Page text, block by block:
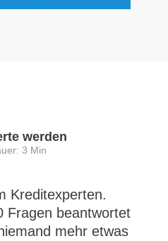
werden
3 Min
Kreditexperten.
Fragen beantwortet
mehr etwas